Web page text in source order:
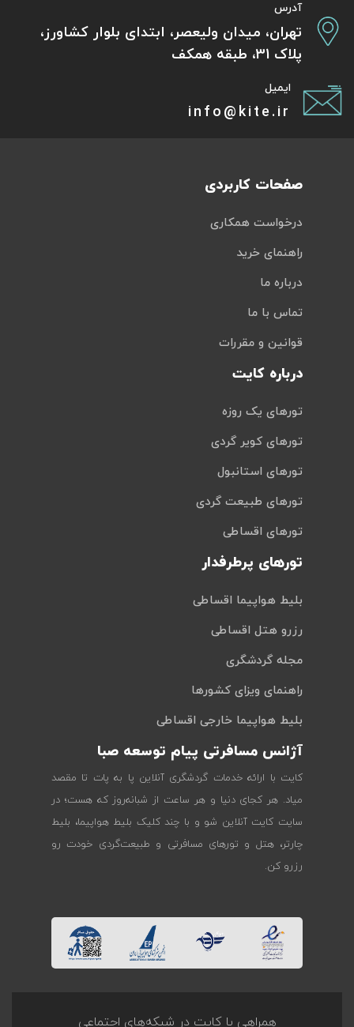
آدرس
تهران، میدان ولیعصر، ابتدای بلوار کشاورز،
پلاک 31، طبقه همکف
ایمیل
info@kite.ir
صفحات کاربردی
درخواست همکاری
راهنمای خرید
درباره ما
تماس با ما
قوانین و مقررات
درباره کایت
تورهای یک روزه
تورهای کویر گردی
تورهای استانبول
تورهای طبیعت گردی
تورهای اقساطی
تورهای پرطرفدار
بلیط هواپیما اقساطی
رزرو هتل اقساطی
مجله گردشگری
راهنمای ویزای کشورها
بلیط هواپیما خارجی اقساطی
آژانس مسافرتی پیام توسعه صبا
کایت با ارائه خدمات گردشگری آنلاین پا به پات تا مقصد
میاد. هر کجای دنیا و هر ساعت از شبانه‌روز که هست؛ در
سایت کایت آنلاین شو و با چند کلیک بلیط هواپیما، بلیط
چارتر، هتل و تورهای مسافرتی و طبیعت‌گردی خودت رو
رزرو کن.
همراهی با کایت در شبکه‌های اجتماعی